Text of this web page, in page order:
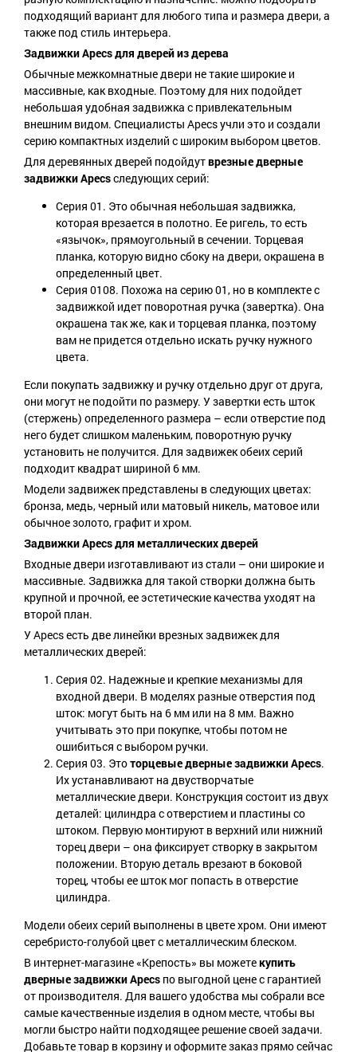
подходящий вариант для любого типа и размера двери, а
также под стиль интерьера.
Задвижки Apecs для дверей из дерева
Обычные межкомнатные двери не такие широкие и
массивные, как входные. Поэтому для них подойдет
небольшая удобная задвижка с привлекательным
внешним видом. Специалисты Apecs учли это и создали
серию компактных изделий с широким выбором цветов.
Для деревянных дверей подойдутврезные дверные
задвижки Apecsследующих серий:
Серия 01. Это обычная небольшая задвижка,
которая врезается в полотно. Ее ригель, то есть
«язычок», прямоугольный в сечении. Торцевая
планка, которую видно сбоку на двери, окрашена в
определенный цвет.
Серия 0108. Похожа на серию 01, но в комплекте с
задвижкой идет поворотная ручка (завертка). Она
окрашена так же, как и торцевая планка, поэтому
вам не придется отдельно искать ручку нужного
цвета.
Если покупать задвижку и ручку отдельно друг от друга,
они могут не подойти по размеру. У завертки есть шток
(стержень) определенного размера – если отверстие под
него будет слишком маленьким, поворотную ручку
установить не получится. Для задвижек обеих серий
подходит квадрат шириной 6 мм.
Модели задвижек представлены в следующих цветах:
бронза, медь, черный или матовый никель, матовое или
обычное золото, графит и хром.
Задвижки Apecs для металлических дверей
Входные двери изготавливают из стали – они широкие и
массивные. Задвижка для такой створки должна быть
крупной и прочной, ее эстетические качества уходят на
второй план.
У Apecs есть две линейки врезных задвижек для
металлических дверей:
Серия 02. Надежные и крепкие механизмы для
входной двери. В моделях разные отверстия под
шток: могут быть на 6 мм или на 8 мм. Важно
учитывать это при покупке, чтобы потом не
ошибиться с выбором ручки.
Серия 03. Этоторцевые дверные задвижки Apecs.
Их устанавливают на двустворчатые
металлические двери. Конструкция состоит из двух
деталей: цилиндра с отверстием и пластины со
штоком. Первую монтируют в верхний или нижний
торец двери – она фиксирует створку в закрытом
положении. Вторую деталь врезают в боковой
торец, чтобы ее шток мог попасть в отверстие
цилиндра.
Модели обеих серий выполнены в цвете хром. Они имеют
серебристо-голубой цвет с металлическим блеском.
В интернет-магазине «Крепость» вы можетекупить
дверные задвижки Apecs по выгодной цене с гарантией
от производителя. Для вашего удобства мы собрали все
самые качественные изделия в одном месте, чтобы вы
могли быстро найти подходящее решение своей задачи.
Добавьте товар в корзину и оформите заказ прямо сейчас